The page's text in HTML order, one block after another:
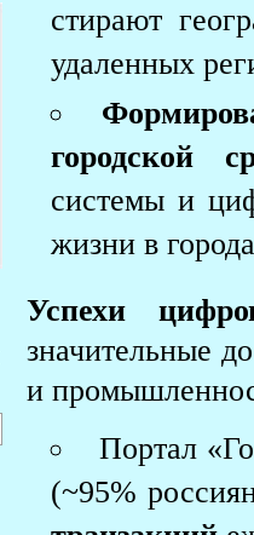
стирают
удаленных
городской
системы и
жизни в
Успехи
значительные
и
Портал
(~95%